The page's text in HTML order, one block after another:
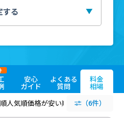
安心
ガイド
よくある
質問
料金
相場
人気順価格が安い順 評価が高い順
（6件）